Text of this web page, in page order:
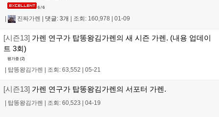
6 / 6
진짜가렌 댓글: 3개 조회: 160,978 01-09
[시즌13] 가렌 연구가 탑똥왕김가렌의 새 시즌 가렌. (내용 업데이
트 3회)
평가중 (2)
탑똥왕김가렌 조회: 63,552 05-21
[시즌13] 가렌 연구가 탑똥왕김가렌의 서포터 가렌.
탑똥왕김가렌 조회: 60,523 04-19